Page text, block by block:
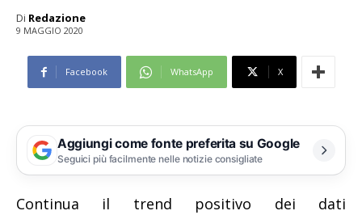
Di Redazione
9 MAGGIO 2020
Facebook WhatsApp X
Aggiungi come fonte preferita su Google
Seguici più facilmente nelle notizie consigliate
Continua il trend positivo dei dati